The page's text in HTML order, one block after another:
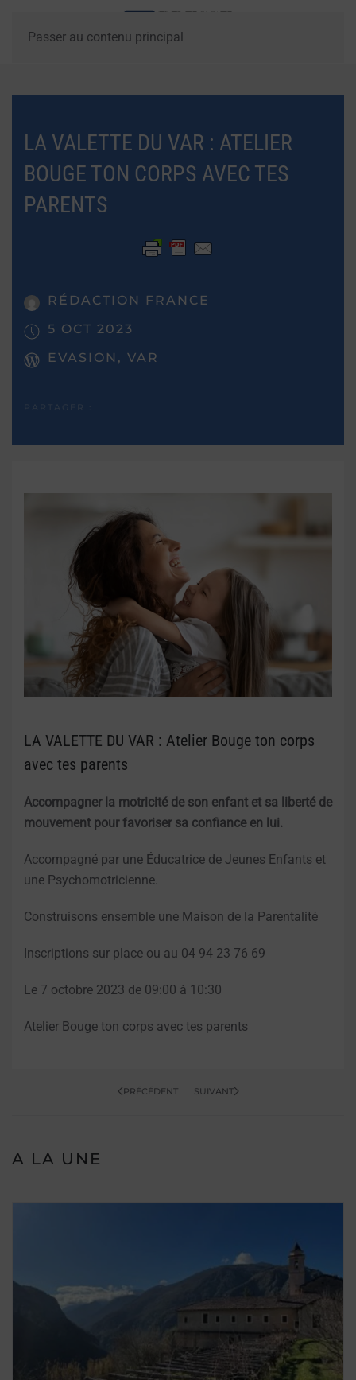
Passer au contenu principal
LA VALETTE DU VAR : ATELIER
BOUGE TON CORPS AVEC TES
PARENTS
RÉDACTION FRANCE
5 OCT 2023
EVASION, VAR
LA VALETTE DU VAR : Atelier Bouge ton corps
avec tes parents
Accompagner la motricité de son enfant et sa liberté de
mouvement pour favoriser sa confiance en lui.
Accompagné par une Éducatrice de Jeunes Enfants et
une Psychomotricienne.
Construisons ensemble une Maison de la Parentalité
Inscriptions sur place ou au 04 94 23 76 69
Le 7 octobre 2023 de 09:00 à 10:30
Atelier Bouge ton corps avec tes parents
PRÉCÉDENT SUIVANT
A LA UNE